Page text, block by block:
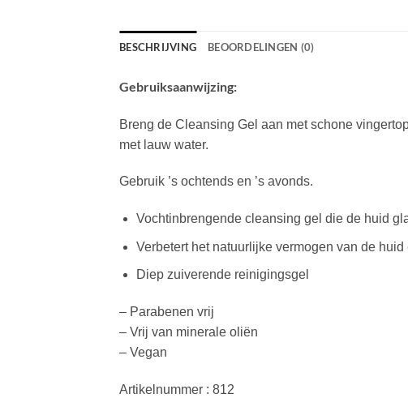
BESCHRIJVING BEOORDELINGEN (0)
Gebruiksaanwijzing:
Breng de Cleansing Gel aan met schone
met lauw water.
Gebruik ’s ochtends en ’s avonds.
Vochtinbrengende cleansing gel die de huid
Verbetert het natuurlijke vermogen van de
Diep zuiverende reinigingsgel
– Parabenen vrij
– Vrij van minerale oliën
– Vegan
Artikelnummer : 812